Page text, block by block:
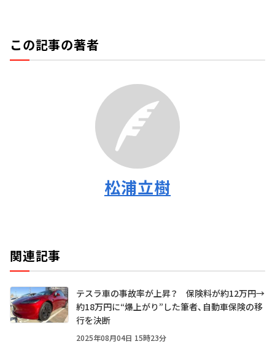
この記事の著者
松浦立樹
関連記事
テスラ車の事故率が上昇？ 保険料が約12万円→
約18万円に“爆上がり”した筆者、自動車保険の移
行を決断
2025年08月04日 15時23分